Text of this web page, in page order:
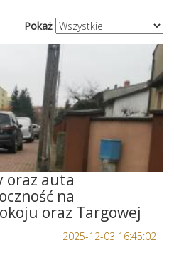
Pokaż
oraz auta
na
oraz Targowej
2025-12-03 16:45:02